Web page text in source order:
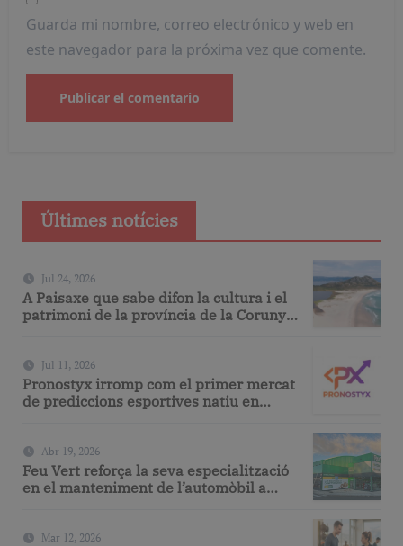
Guarda mi nombre, correo electrónico y web en
este navegador para la próxima vez que comente.
Últimes notícies
Jul 24, 2026
A Paisaxe que sabe difon la cultura i el
patrimoni de la província de la Corunya
Jul 11, 2026
Pronostyx irromp com el primer mercat
de prediccions esportives natiu en
Abr 19, 2026
Feu Vert reforça la seva especialització
en el manteniment de l’automòbil a
Mar 12, 2026